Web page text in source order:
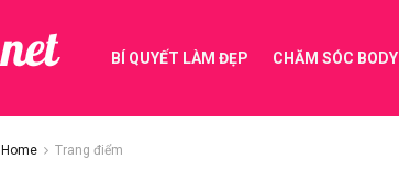
BÍ QUYẾT LÀM ĐẸP CHĂM SÓC BODY
Home Trang điểm